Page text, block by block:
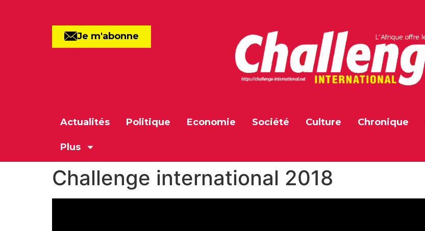
Je m'abonne
Actualités Politique Economie Société Culture Chronique
Plus
Challenge international 2018